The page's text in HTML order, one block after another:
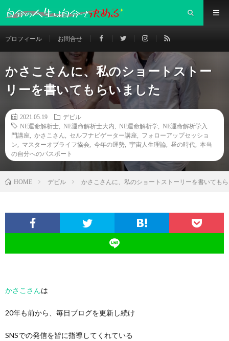
プロフィール お問合せ
かさこさんに、私のショートストー
リーを書いてもらいました
2021.05.19
デビル
NE運命解析士
NE運命解析士大内 NE運命解析学
NE運命解析学入
門講座
かさこさん セルフナビゲーター講座
フォローアップセッショ
ン
マスターオブライフ協会 今年の運勢 宇宙人生理論 昼の時代
本当
の自分へのパスポート
HOME デビル かさこさんに、私のショートストーリーを書いても
かさこさんは
20年も前から、毎日ブログを更新し続け
SNSでの発信を皆に指導してくれている